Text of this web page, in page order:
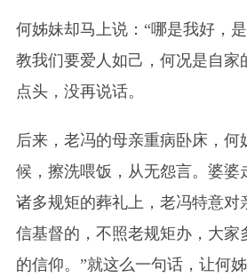
何姊妹却马上说：“哪是我好，
教我们要爱人如己，何况是自家
点头，没再说话。
后来，老冯的母亲重病卧床，何
候，擦洗喂饭，从无怨言。婆婆
诸多规矩的葬礼上，老冯特意对
信基督的，不照老规矩办，大家
的信仰。”就这么一句话，让何